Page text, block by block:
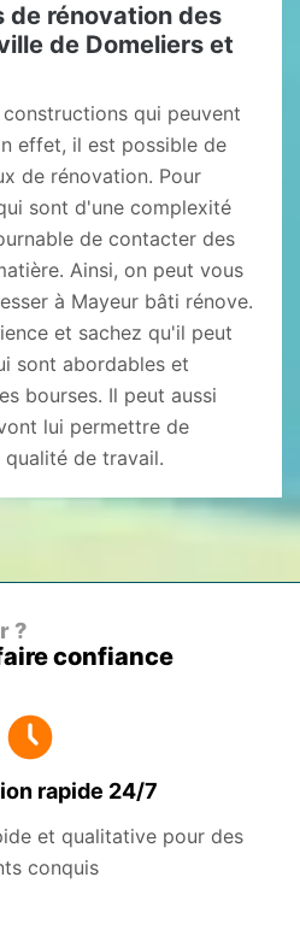
de rénovation des
de Domeliers et
qui peuvent
effet, il est possible de
de rénovation. Pour
sont d'une complexité
de contacter des
Ainsi, on peut vous
à Mayeur bâti rénove.
et sachez qu'il peut
sont abordables et
bourses. Il peut aussi
lui permettre de
de travail.
?
confiance
rapide 24/7
et qualitative pour des
conquis